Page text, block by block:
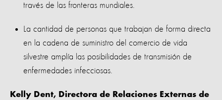
través de las fronteras mundiales.
La cantidad de personas que trabajan de forma directa
en la cadena de suministro del comercio de vida
silvestre amplía las posibilidades de transmisión de
enfermedades infecciosas.
Kelly Dent, Directora de Relaciones Externas de